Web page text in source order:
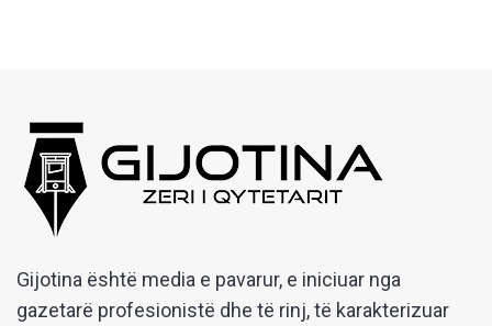
Gijotina është media e pavarur, e iniciuar nga
gazetarë profesionistë dhe të rinj, të karakterizuar